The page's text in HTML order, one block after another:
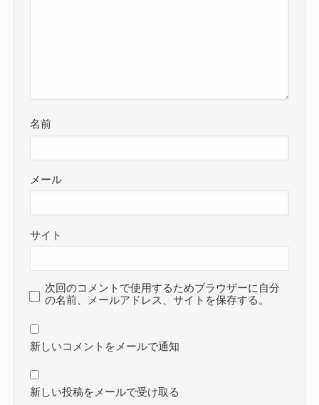
名前
メール
サイト
次回のコメントで使用するためブラウザーに自分
の名前、メールアドレス、サイトを保存する。
新しいコメントをメールで通知
新しい投稿をメールで受け取る